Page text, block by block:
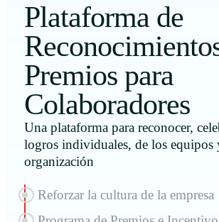
Plataforma de
Premios para
Colaboradores
Una plataforma para reconocer,
logros individuales, de los equipos
organización
Reforzar la cultura de la empresa